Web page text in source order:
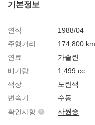
기본정보
연식
1988/04
주행거리
174,800 km
연료
가솔린
배기량
1,499 cc
색상
노란색
변속기
수동
확인사항
사원증